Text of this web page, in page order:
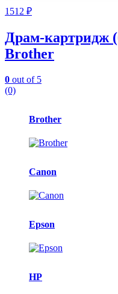
1512 ₽
Драм-картридж
Brother
0 out of 5
(0)
Карусель
брендов
Brother
Canon
Epson
HP